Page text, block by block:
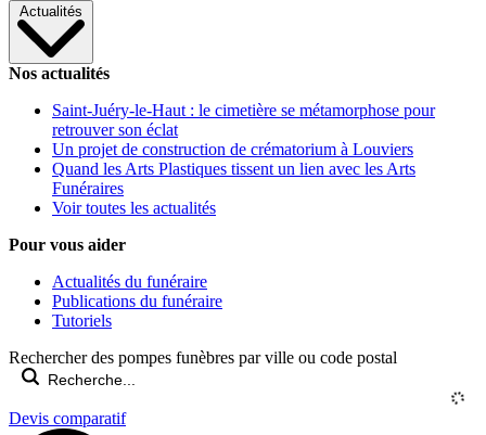
Actualités
Nos actualités
Saint-Juéry-le-Haut : le cimetière se métamorphose pour
retrouver son éclat
Un projet de construction de crématorium à Louviers
Quand les Arts Plastiques tissent un lien avec les Arts
Funéraires
Voir toutes les actualités
Pour vous aider
Actualités du funéraire
Publications du funéraire
Tutoriels
Rechercher des pompes funèbres par ville ou code postal
Devis comparatif